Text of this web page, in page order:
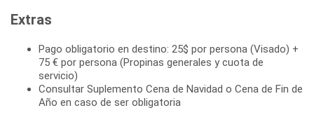
Extras
Pago obligatorio en destino: 25$ por persona (Visado) +
75 € por persona (Propinas generales y cuota de
servicio)
Consultar Suplemento Cena de Navidad o Cena de Fin de
Año en caso de ser obligatoria